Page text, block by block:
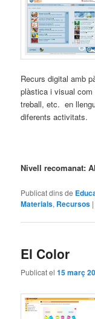
Recurs digital amb
plàstica i visual
treball, etc. en
diferents activitats.
Nivell recomanat:
Publicat dins de
Materials, Recursos |
El Color
Publicat el15 març